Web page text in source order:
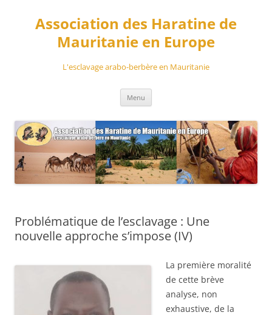
contenuAssociation des Haratine de
Mauritanie en Europe
L'esclavage arabo-berbère en Mauritanie
Menu
Problématique de l’esclavage : Une
nouvelle approche s’impose (IV)
La première moralité
de cette brève
analyse, non
exhaustive, de la